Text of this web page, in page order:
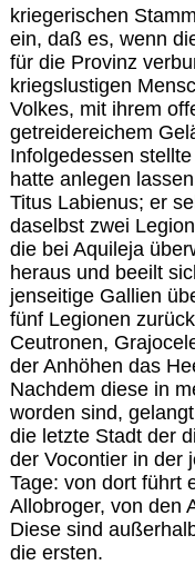
kriegerischen
ein, daß es, wenn
für die Provinz
kriegslustigen
Volkes, mit ihrem
getreidereichem
Infolgedessen
hatte anlegen
Titus Labienus; er
daselbst zwei
die bei Aquileja
heraus und beeilt
jenseitige Gallien
fünf Legionen
Ceutronen,
der Anhöhen das
Nachdem diese in
worden sind,
die letzte Stadt der
der Vocontier in der
Tage: von dort führt
Allobroger, von den
Diese sind
die ersten.